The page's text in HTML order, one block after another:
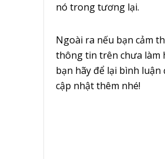
nó trong tương lại.
Ngoài ra nếu bạn cảm
thông tin trên chưa làm
bạn hãy để lại bình luận
cập nhật thêm nhé!